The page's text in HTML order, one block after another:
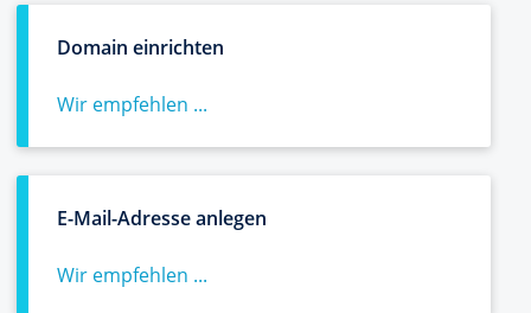
Domain einrichten
Wir empfehlen ...
E-Mail-Adresse anlegen
Wir empfehlen ...